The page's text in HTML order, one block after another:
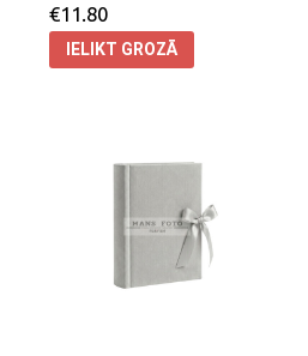
€11.80
IELIKT GROZĀ